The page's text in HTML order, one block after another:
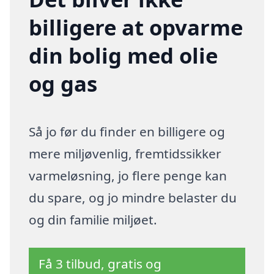
billigere at opvarme
din bolig med olie
og gas
Så jo før du finder en billigere og
mere miljøvenlig, fremtidssikker
varmeløsning, jo flere penge kan
du spare, og jo mindre belaster du
og din familie miljøet.
Få 3 tilbud, gratis og